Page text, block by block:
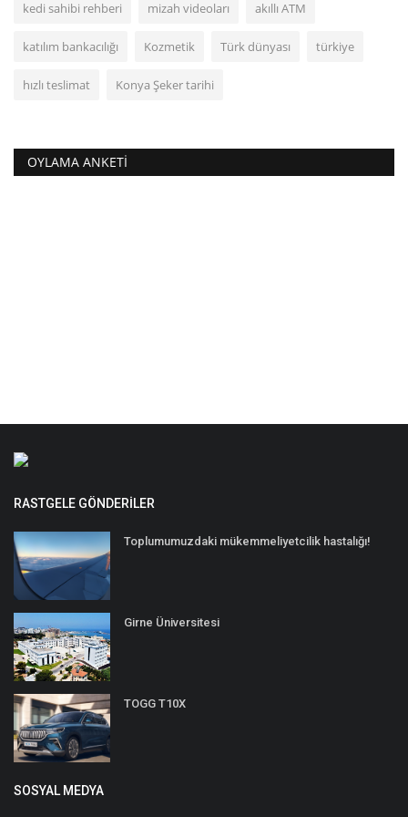
kedi sahibi rehberi mizah videoları akıllı ATM
katılım bankacılığı Kozmetik Türk dünyası türkiye
hızlı teslimat Konya Şeker tarihi
OYLAMA ANKETI
RASTGELE GÖNDERILER
Toplumumuzdaki mükemmeliyetcilik hastalığı!
Girne Üniversitesi
TOGG T10X
SOSYAL MEDYA